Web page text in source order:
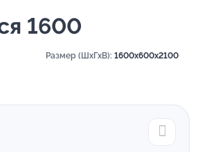
1600
Размер (ШхГхВ): 1600x600x2100